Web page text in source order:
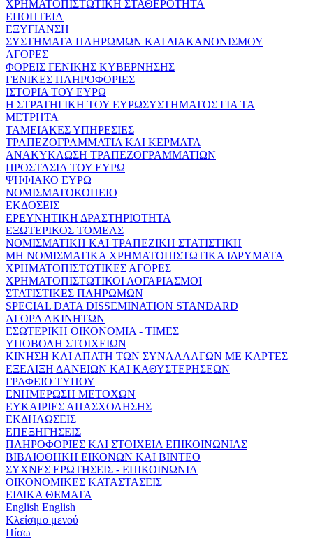
ΧΡΗΜΑΤΟΠΙΣΤΩΤΙΚΗ ΣΤΑΘΕΡΟΤΗΤΑ
ΕΠΟΠΤΕΙΑ
ΕΞΥΓΙΑΝΣΗ
ΣΥΣΤΗΜΑΤΑ ΠΛΗΡΩΜΩΝ ΚΑΙ ΔΙΑΚΑΝΟΝΙΣΜΟΥ
ΑΓΟΡΕΣ
ΦΟΡΕΙΣ ΓΕΝΙΚΗΣ ΚΥΒΕΡΝΗΣΗΣ
ΓΕΝΙΚΕΣ ΠΛΗΡΟΦΟΡΙΕΣ
ΙΣΤΟΡΙΑ ΤΟΥ ΕΥΡΩ
Η ΣΤΡΑΤΗΓΙΚΗ ΤΟΥ ΕΥΡΩΣΥΣΤΗΜΑΤΟΣ ΓΙΑ ΤΑ
ΜΕΤΡΗΤΑ
ΤΑΜΕΙΑΚΕΣ ΥΠΗΡΕΣΙΕΣ
ΤΡΑΠΕΖΟΓΡΑΜΜΑΤΙΑ ΚΑΙ ΚΕΡΜΑΤΑ
ΑΝΑΚΥΚΛΩΣΗ ΤΡΑΠΕΖΟΓΡΑΜΜΑΤΙΩΝ
ΠΡΟΣΤΑΣΙΑ ΤΟΥ ΕΥΡΩ
ΨΗΦΙΑΚΟ ΕΥΡΩ
ΝΟΜΙΣΜΑΤΟΚΟΠΕΙΟ
ΕΚΔΟΣΕΙΣ
ΕΡΕΥΝΗΤΙΚΗ ΔΡΑΣΤΗΡΙΟΤΗΤΑ
ΕΞΩΤΕΡΙΚΟΣ ΤΟΜΕΑΣ
ΝΟΜΙΣΜΑΤΙΚΗ ΚΑΙ ΤΡΑΠΕΖΙΚΗ ΣΤΑΤΙΣΤΙΚΗ
ΜΗ ΝΟΜΙΣΜΑΤΙΚΑ ΧΡΗΜΑΤΟΠΙΣΤΩΤΙΚΑ ΙΔΡΥΜΑΤΑ
ΧΡΗΜΑΤΟΠΙΣΤΩΤΙΚΕΣ ΑΓΟΡΕΣ
ΧΡΗΜΑΤΟΠΙΣΤΩΤΙΚΟΙ ΛΟΓΑΡΙΑΣΜΟΙ
ΣΤΑΤΙΣΤΙΚΕΣ ΠΛΗΡΩΜΩΝ
SPECIAL DATA DISSEMINATION STANDARD
ΑΓΟΡΑ ΑΚΙΝΗΤΩΝ
ΕΣΩΤΕΡΙΚΗ ΟΙΚΟΝΟΜΙΑ - ΤΙΜΕΣ
ΥΠΟΒΟΛΗ ΣΤΟΙΧΕΙΩΝ
ΚΙΝΗΣΗ ΚΑΙ ΑΠΑΤΗ ΤΩΝ ΣΥΝΑΛΛΑΓΩΝ ΜΕ ΚΑΡΤΕΣ
ΕΞΕΛΙΞΗ ΔΑΝΕΙΩΝ ΚΑΙ ΚΑΘΥΣΤΕΡΗΣΕΩΝ
ΓΡΑΦΕΙΟ ΤΥΠΟΥ
ΕΝΗΜΕΡΩΣΗ ΜΕΤΟΧΩΝ
ΕΥΚΑΙΡΙΕΣ ΑΠΑΣΧΟΛΗΣΗΣ
ΕΚΔΗΛΩΣΕΙΣ
ΕΠΕΞΗΓΗΣΕΙΣ
ΠΛΗΡΟΦΟΡΙΕΣ ΚΑΙ ΣΤΟΙΧΕΙΑ ΕΠΙΚΟΙΝΩΝΙΑΣ
ΒΙΒΛΙΟΘΗΚΗ ΕΙΚΟΝΩΝ ΚΑΙ ΒΙΝΤΕΟ
ΣΥΧΝΕΣ ΕΡΩΤΗΣΕΙΣ - ΕΠΙΚΟΙΝΩΝΙΑ
ΟΙΚΟΝΟΜΙΚΕΣ ΚΑΤΑΣΤΑΣΕΙΣ
ΕΙΔΙΚΑ ΘΕΜΑΤΑ
English English
Κλείσιμο μενού
Πίσω